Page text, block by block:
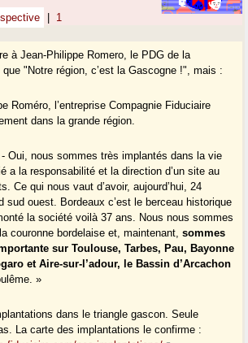
1
à Jean-Philippe Romero, le PDG de la
"Notre région, c’est la Gascogne !", mais :
Roméro, l’entreprise Compagnie Fiduciaire
dans la grande région.
Oui, nous sommes très implantés dans la vie
a la responsabilité et la direction d’un site au
Ce qui nous vaut d’avoir, aujourd’hui, 24
sud ouest. Bordeaux c’est le berceau historique
la société voilà 37 ans. Nous nous sommes
couronne bordelaise et, maintenant,sommes
sur Toulouse, Tarbes, Pau, Bayonne
et Aire-sur-l’adour, le Bassin d’Arcachon
»
dans le triangle gascon. Seule
La carte des implantations le confirme :